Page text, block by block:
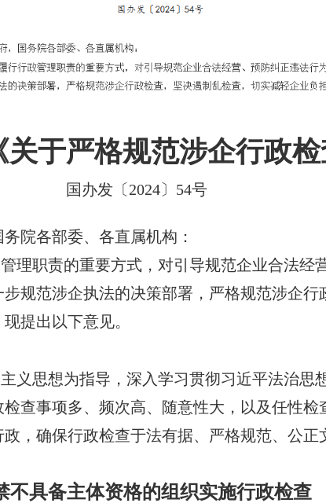
于严格规范涉企行政检
国办发〔2024〕54号
院各部委、各直属机构：
理职责的重要方式，对引导规范企业合法经
规范涉企执法的决策部署，严格规范涉企行
提出以下意见。
义思想为指导，深入学习贯彻习近平法治思
查事项多、频次高、随意性大，以及任性检
，确保行政检查于法有据、严格规范、公
不具备主体资格的组织实施行政检查